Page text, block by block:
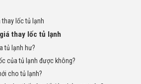
thay lốc tủ lạnh
thay lốc tủ lạnh
tủ lạnh hư?
của tủ lạnh được không?
cho tủ lạnh?